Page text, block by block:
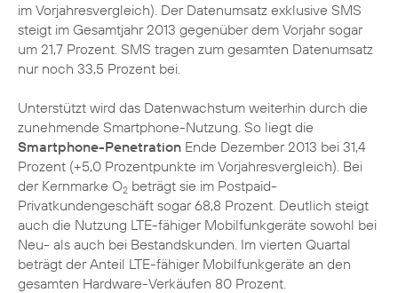
im Vorjahresvergleich). Der Datenumsatz exklusive SMS
steigt im Gesamtjahr 2013 gegenüber dem Vorjahr sogar
um 21,7 Prozent. SMS tragen zum gesamten Datenumsatz
nur noch 33,5 Prozent bei.
Unterstützt wird das Datenwachstum weiterhin durch die
zunehmende Smartphone-Nutzung. So liegt die
Smartphone-Penetration Ende Dezember 2013 bei 31,4
Prozent (+5,0 Prozentpunkte im Vorjahresvergleich). Bei
der Kernmarke O2 beträgt sie im Postpaid-
Privatkundengeschäft sogar 68,8 Prozent. Deutlich steigt
auch die Nutzung LTE-fähiger Mobilfunkgeräte sowohl bei
Neu- als auch bei Bestandskunden. Im vierten Quartal
beträgt der Anteil LTE-fähiger Mobilfunkgeräte an den
gesamten Hardware-Verkäufen 80 Prozent.